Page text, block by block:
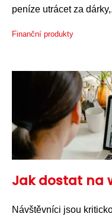
peníze utrácet za
Finanční produkty
Jak dostat na
Návštěvníci jsou